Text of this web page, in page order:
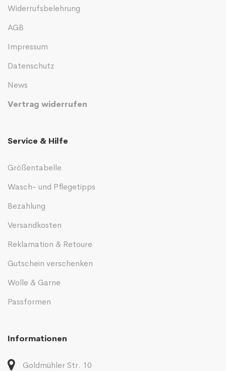
Widerrufsbelehrung
AGB
Impressum
Datenschutz
News
Vertrag widerrufen
Service & Hilfe
Größentabelle
Wasch- und Pflegetipps
Bezahlung
Versandkosten
Reklamation & Retoure
Gutschein verschenken
Wolle & Garne
Passformen
Informationen
Goldmühler Str. 10